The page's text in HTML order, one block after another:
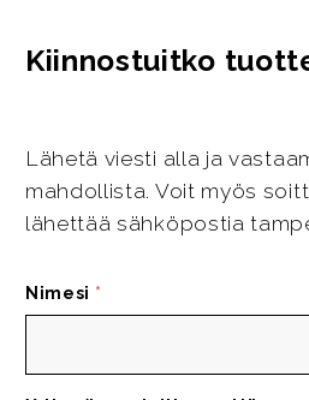
Kiinnostuitko
Lähetä viesti alla ja
mahdollista. Voit myös
lähettää sähköpostia
Nimesi *